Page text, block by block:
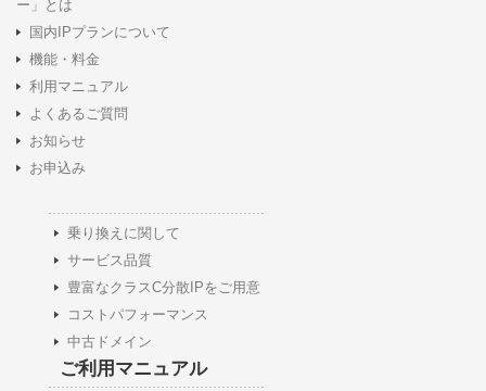
ー」とは
国内IPプランについて
機能・料金
利用マニュアル
よくあるご質問
お知らせ
お申込み
乗り換えに関して
サービス品質
豊富なクラスC分散IPをご用意
コストパフォーマンス
中古ドメイン
ご利用マニュアル